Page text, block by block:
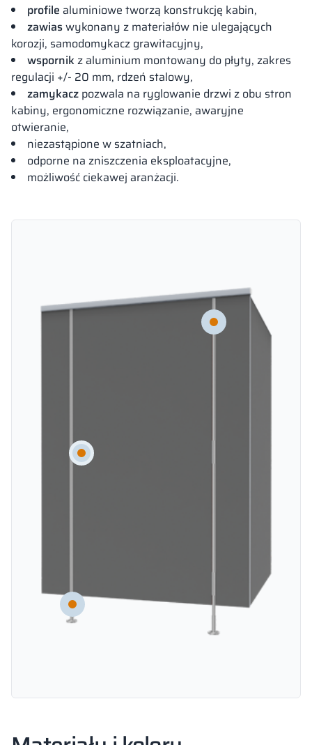
profile aluminiowe tworzą konstrukcję kabin,
zawiaswykonany z materiałów nie ulegających
korozji, samodomykacz grawitacyjny,
wspornik z aluminium montowany do płyty, zakres
regulacji +/- 20 mm, rdzeń stalowy,
zamykacz pozwala na ryglowanie drzwi z obu stron
kabiny, ergonomiczne rozwiązanie, awaryjne
otwieranie,
niezastąpione w szatniach,
odporne na zniszczenia eksploatacyjne,
możliwość ciekawej aranżacji.